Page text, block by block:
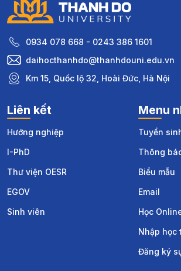
0934 078 668 - 0243 386 1601
daihocthanhdo@thanhdouni.edu.vn
Km 15, Quốc lộ 32, Hoài Đức, Hà Nội
Liên kết
Hướng nghiệp
I-PhD
Thư viện OESR
EGOV
Sinh viên
Menu
Tuyển
Thông
Biểu mẫu
Email
Học
Nhập học
Đăng ký